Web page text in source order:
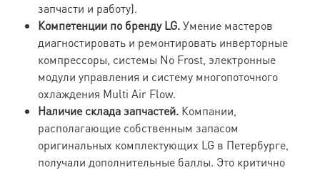
запчасти и работу).
Компетенции по бренду LG.Умение мастеров
диагностировать и ремонтировать инверторные
компрессоры, системы No Frost, электронные
модули управления и систему многопоточного
охлаждения Multi Air Flow.
Наличие склада запчастей. Компании,
располагающие собственным запасом
оригинальных комплектующих LG в Петербурге,
получали дополнительные баллы. Это критично